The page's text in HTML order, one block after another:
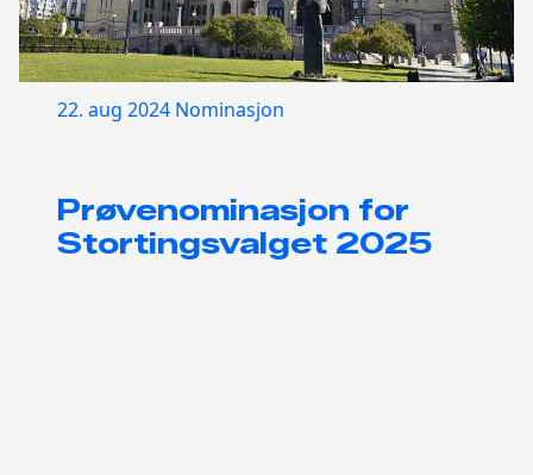
22. aug 2024 Nominasjon
Prøvenominasjon for
Stortingsvalget 2025